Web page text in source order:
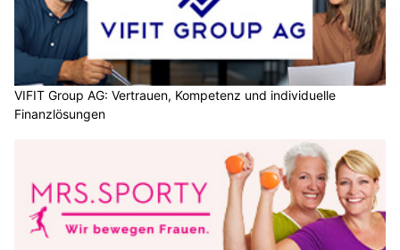
VIFIT Group AG: Vertrauen, Kompetenz und individuelle
Finanzlösungen